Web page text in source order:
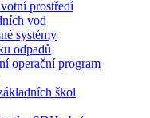
prostředí
vod
systémy
odpadů
operační program
škol